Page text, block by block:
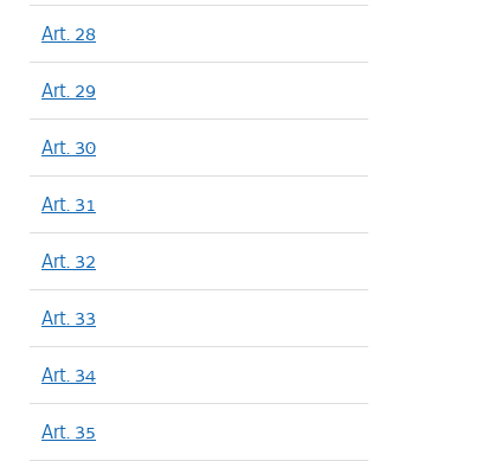
Art. 28
Art. 29
Art. 30
Art. 31
Art. 32
Art. 33
Art. 34
Art. 35